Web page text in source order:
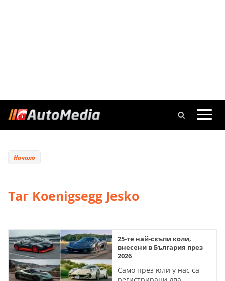
Начало
Таг Koenigsegg Jesko
25-те най-скъпи коли,
внесени в България през
2026
Само през юли у нас са